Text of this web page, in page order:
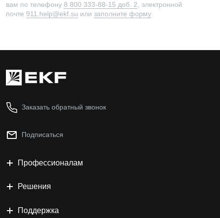
вам по телефону 8 800 333-88-15 доб. 2 , электронной
почте 911.help@ekf.su или заполните форму
Заказать обратный звонок
Подписаться
Профессионалам
Решения
Поддержка